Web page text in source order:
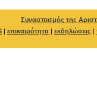
Συνασπισμός της
| επικαιρότητα | εκδηλώσεις |